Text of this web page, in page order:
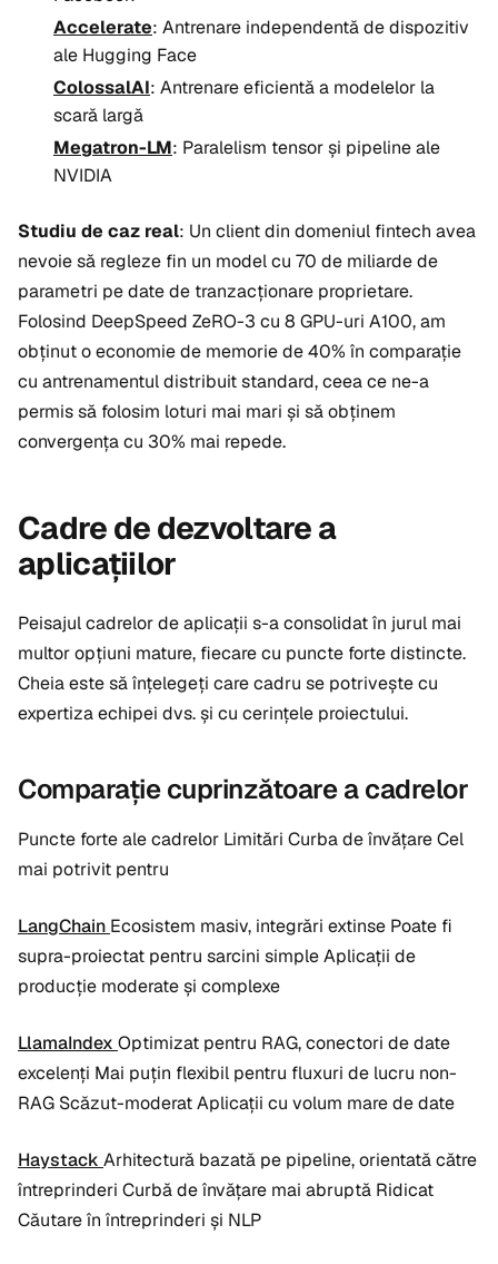
Accelerate: Antrenare independentă de dispozitiv
ale Hugging Face
ColossalAI: Antrenare eficientă a modelelor la
scară largă
Megatron-LM: Paralelism tensor și pipeline ale
NVIDIA
Studiu de caz real: Un client din domeniul fintech avea
nevoie să regleze fin un model cu 70 de miliarde de
parametri pe date de tranzacționare proprietare.
Folosind DeepSpeed ZeRO-3 cu 8 GPU-uri A100, am
obținut o economie de memorie de 40% în comparație
cu antrenamentul distribuit standard, ceea ce ne-a
permis să folosim loturi mai mari și să obținem
convergența cu 30% mai repede.
Cadre de dezvoltare a
aplicațiilor
Peisajul cadrelor de aplicații s-a consolidat în jurul mai
multor opțiuni mature, fiecare cu puncte forte distincte.
Cheia este să înțelegeți care cadru se potrivește cu
expertiza echipei dvs. și cu cerințele proiectului.
Comparație cuprinzătoare a cadrelor
Puncte forte ale cadrelor Limitări Curba de învățare Cel
mai potrivit pentru
LangChain Ecosistem masiv, integrări extinse Poate fi
supra-proiectat pentru sarcini simple Aplicații de
producție moderate și complexe
LlamaIndex Optimizat pentru RAG, conectori de date
excelenți Mai puțin flexibil pentru fluxuri de lucru non-
RAG Scăzut-moderat Aplicații cu volum mare de date
Haystack Arhitectură bazată pe pipeline, orientată către
întreprinderi Curbă de învățare mai abruptă Ridicat
Căutare în întreprinderi și NLP